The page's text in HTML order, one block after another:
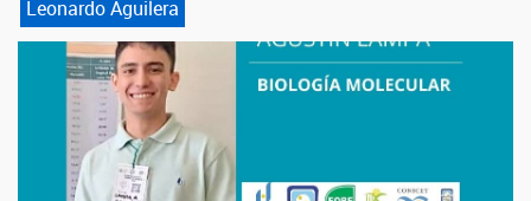
Leonardo Aguilera